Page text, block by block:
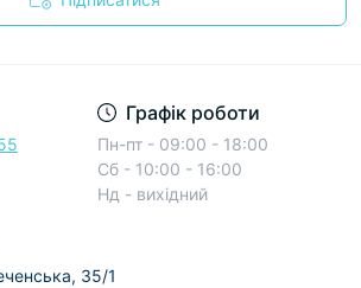
Графік роботи
Пн-пт - 09:00 - 18:00
Сб - 10:00 - 16:00
Нд - вихідний
35/1